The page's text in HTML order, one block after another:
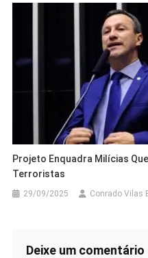
Projeto Enquadra Milícias
Terroristas
29/09/2025 Conrado Vilas
Deixe um comentário